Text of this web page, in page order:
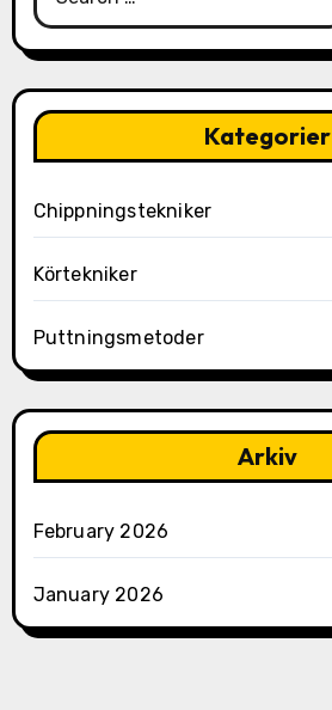
for:
Kategorier
Chippningstekniker
Körtekniker
Puttningsmetoder
Arkiv
February 2026
January 2026